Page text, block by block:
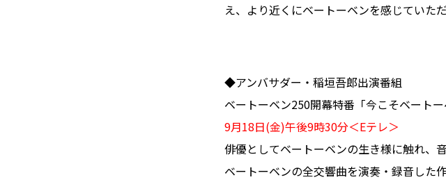
え、より近くにベートーベンを感じていた
◆アンバサダー・稲垣吾郎出演番組
ベートーベン250開幕特番「今こそベート
9月18日(金)午後9時30分＜Eテレ＞
俳優としてベートーベンの生き様に触れ、
ベートーベンの全交響曲を演奏・録音した